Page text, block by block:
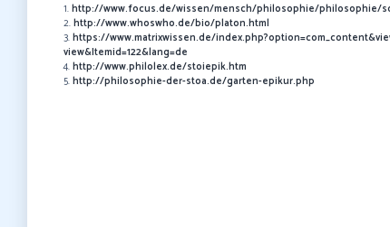
1.http://www.focus.de/wissen/mensch/philosophie/philosophie/
2.http://www.whoswho.de/bio/platon.html
3.https://www.matrixwissen.de/
view&Itemid=122&lang=de
4.http://www.philolex.de/stoiepik.htm
5.http://philosophie-der-stoa.de/garten-epikur.php